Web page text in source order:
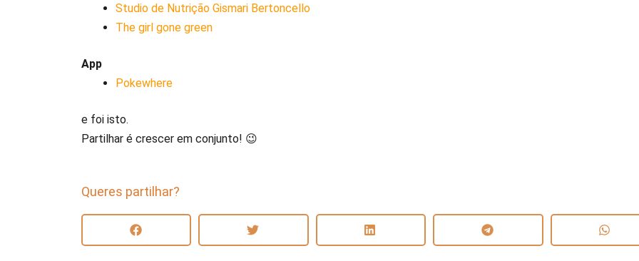
Studio de Nutrição Gismari Bertoncello
The girl gone green
App
Pokewhere
e foi isto.
Partilhar é crescer em conjunto! 😉
Queres partilhar?